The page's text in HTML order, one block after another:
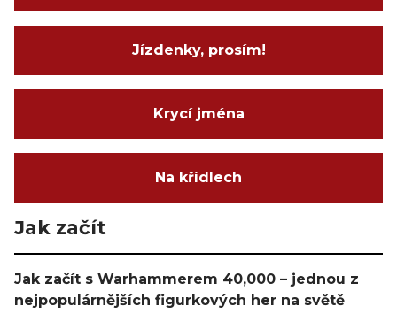
Jízdenky, prosím!
Krycí jména
Na křídlech
Jak začít
Jak začít s Warhammerem 40,000 – jednou z
nejpopulárnějších figurkových her na světě